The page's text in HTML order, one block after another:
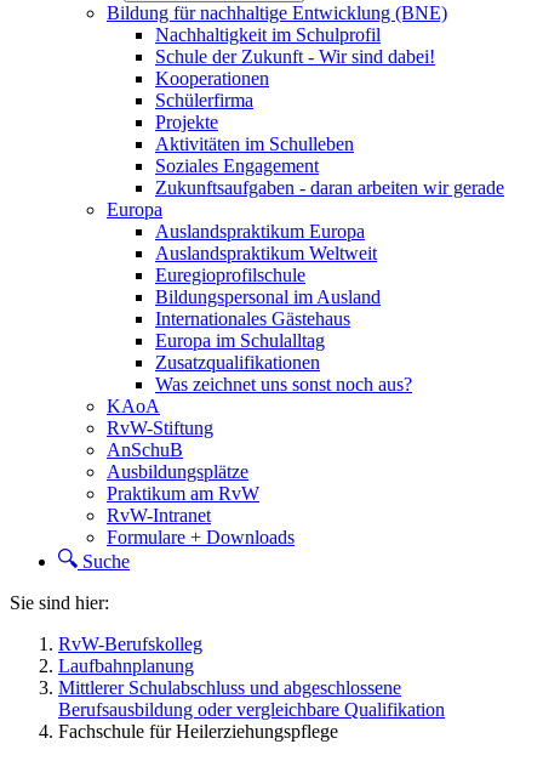
Bildung für nachhaltige Entwicklung (BNE)
Nachhaltigkeit im Schulprofil
Schule der Zukunft - Wir sind dabei!
Kooperationen
Schülerfirma
Projekte
Aktivitäten im Schulleben
Soziales Engagement
Zukunftsaufgaben - daran arbeiten wir gerade
Europa
Auslandspraktikum Europa
Auslandspraktikum Weltweit
Euregioprofilschule
Bildungspersonal im Ausland
Internationales Gästehaus
Europa im Schulalltag
Zusatzqualifikationen
Was zeichnet uns sonst noch aus?
KAoA
RvW-Stiftung
AnSchuB
Ausbildungsplätze
Praktikum am RvW
RvW-Intranet
Formulare + Downloads
Suche
Sie sind hier:
RvW-Berufskolleg
Laufbahnplanung
Mittlerer Schulabschluss und abgeschlossene
Berufsausbildung oder vergleichbare Qualifikation
Fachschule für Heilerziehungspflege